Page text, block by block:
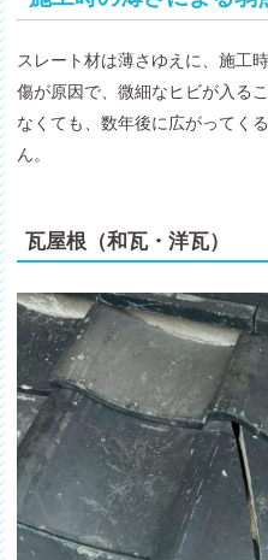
スレート材は薄さゆえに、施工
傷が原因で、微細なヒビが入る
なくても、数年後に広がってく
ん。
瓦屋根（和瓦・洋瓦）